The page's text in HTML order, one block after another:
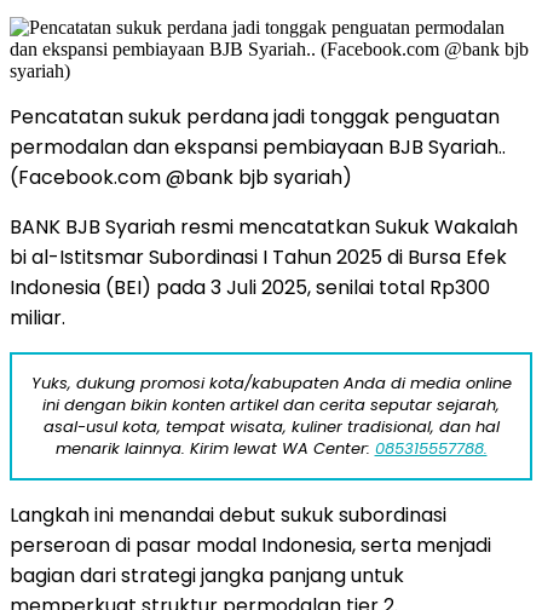
Pencatatan sukuk perdana jadi tonggak penguatan
permodalan dan ekspansi pembiayaan BJB Syariah..
(Facebook.com @bank bjb syariah)
BANK BJB Syariah resmi mencatatkan Sukuk Wakalah
bi al-Istitsmar Subordinasi I Tahun 2025 di Bursa Efek
Indonesia (BEI) pada 3 Juli 2025, senilai total Rp300
miliar.
Yuks, dukung promosi kota/kabupaten Anda di media online
ini dengan bikin konten artikel dan cerita seputar sejarah,
asal-usul kota, tempat wisata, kuliner tradisional, dan hal
menarik lainnya. Kirim lewat WA Center: 085315557788.
Langkah ini menandai debut sukuk subordinasi
perseroan di pasar modal Indonesia, serta menjadi
bagian dari strategi jangka panjang untuk